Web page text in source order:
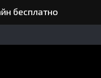
бесплатно